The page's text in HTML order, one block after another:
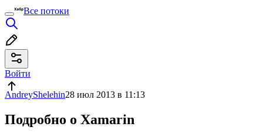
Все потоки
Войти
AndreyShelehin28 июл 2013 в 11:13
Подробно о Xamarin